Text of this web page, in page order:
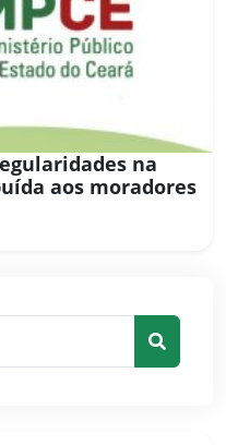
na
aos moradores